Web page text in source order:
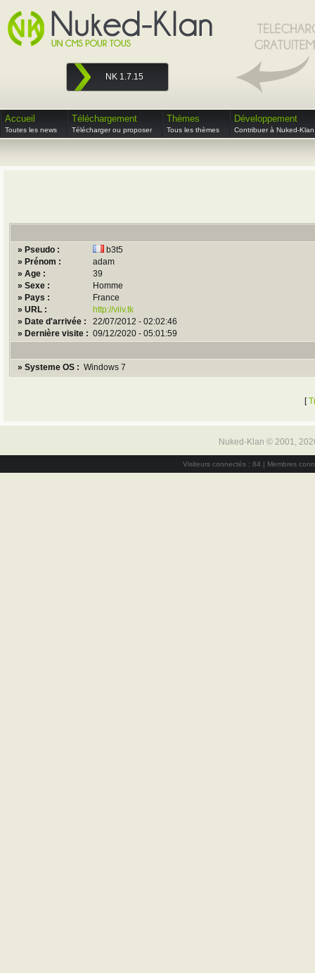
NK 1.7.15
Accueil
Toutes les news
Téléchargement
Télécharger ou proposer
Thèmes
Tous les thèmes
Développement
Contribuer à Nuked-Klan
» Pseudo :
b3t5
» Prénom :
adam
» Age :
39
» Sexe :
Homme
» Pays :
France
» URL :
http://viiv.tk
» Date d'arrivée :
22/07/2012 - 02:02:46
» Dernière visite : 09/12/2020 - 05:01:59
» Systeme OS : Windows 7
[
Nuked-Klan © 2001,
Visiteurs connectés : 84 | Membres